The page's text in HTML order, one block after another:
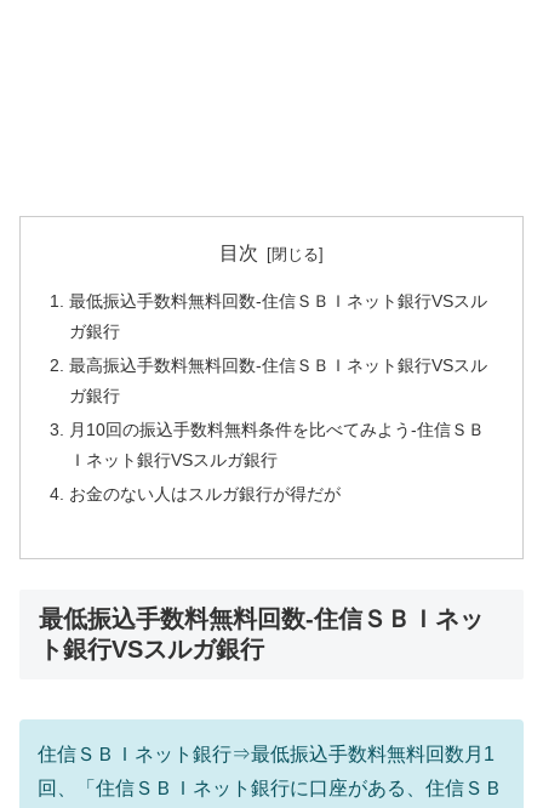
目次
最低振込手数料無料回数-住信ＳＢＩネット銀行VSスル
ガ銀行
最高振込手数料無料回数-住信ＳＢＩネット銀行VSスル
ガ銀行
月10回の振込手数料無料条件を比べてみよう-住信ＳＢ
Ｉネット銀行VSスルガ銀行
お金のない人はスルガ銀行が得だが
最低振込手数料無料回数-住信ＳＢＩネッ
ト銀行VSスルガ銀行
住信ＳＢＩネット銀行⇒最低振込手数料無料回数月1
回、「住信ＳＢＩネット銀行に口座がある、住信ＳＢ